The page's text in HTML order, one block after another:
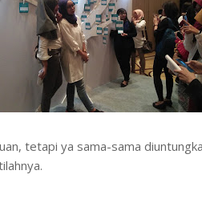
tetapi ya sama-sama